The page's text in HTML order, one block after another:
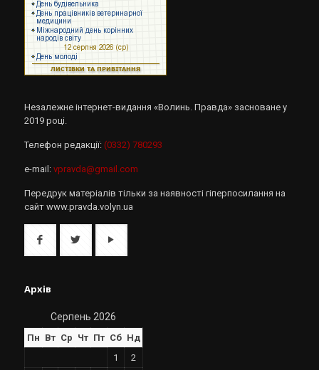
Незалежне інтернет-видання «Волинь. Правда» засноване у
2019 році.
Телефон редакції: (0332) 780293
e-mail: vpravda@gmail.com
Передрук матеріалів тільки за наявності гіперпосилання на
сайт www.pravda.volyn.ua
Архів
Серпень 2026
Пн Вт Ср Чт Пт Сб Нд
1
2